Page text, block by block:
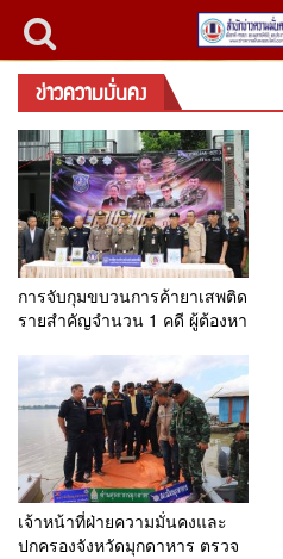
ข่าวความมั่นคง
การจับกุมขบวนการค้ายาเสพติด
รายสำคัญจำนวน 1 คดี ผู้ต้องหา
พ.ศ.2562 เวลา 10.00 น.
เจ้าหน้าที่ฝ่ายความมั่นคงและ
ปกครองจังหวัดมุกดาหาร ตรวจ